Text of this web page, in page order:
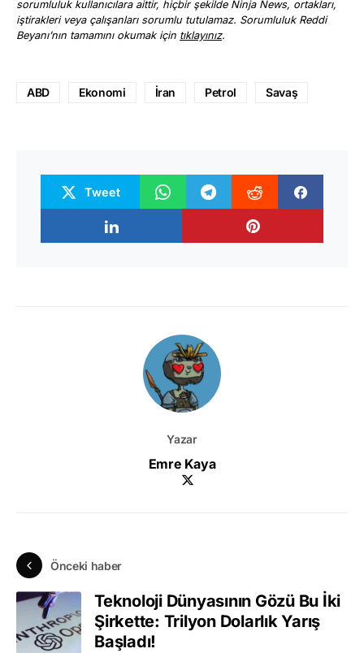
sorumluluk kullanıcılara aittir, hiçbir şekilde Ninja News, ortakları,
iştirakleri veya çalışanları sorumlu tutulamaz. Sorumluluk Reddi
Beyanı’nın tamamını okumak için tıklayınız.
ABD Ekonomi İran Petrol Savaş
Tweet
Yazar
Emre Kaya
Önceki haber
Teknoloji Dünyasının Gözü Bu İki
Şirkette: Trilyon Dolarlık Yarış
Başladı!